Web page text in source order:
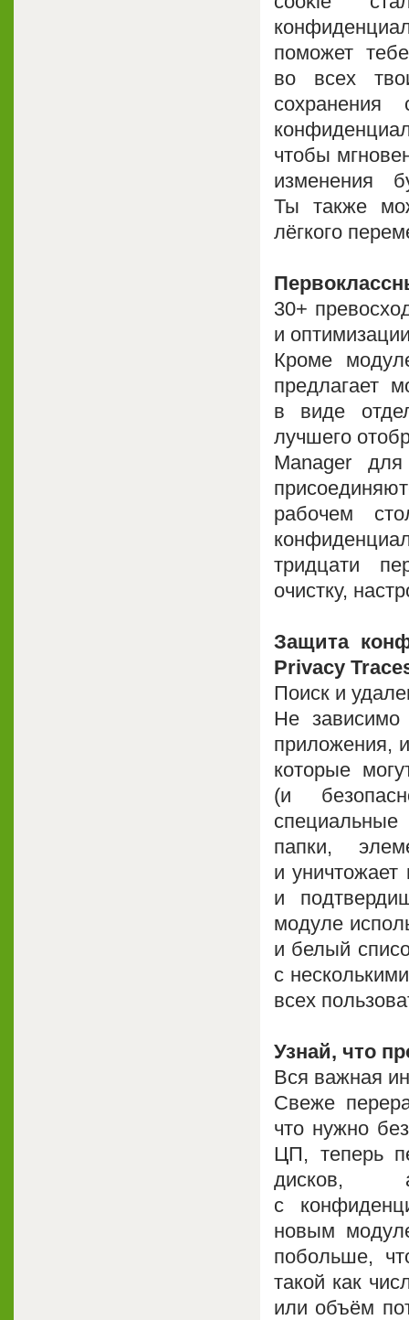
поможет
во всех
чтобы
изменения
Ты также
лёгкого
30+
и
Кроме
предлагает
в виде
лучшего
Manager
рабочем
тридцати
очистку,
Защита
Privacy
Поиск и
Не
приложения,
которые
(и
папки,
и
и
модуле
и белый
с
всех
Узнай, что
Вся важная
Свеже
что нужно
ЦП, теперь
дисков,
с
новым
побольше,
такой как
или объём